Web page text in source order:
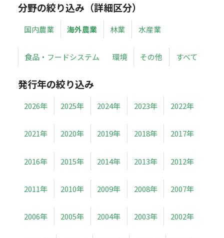
分野の絞り込み（詳細区分）
国内農業 海外農業 林業 水産業
食品・フードシステム 環境 その他 すべて
発行年の絞り込み
2026年 2025年 2024年 2023年 2022年
2021年 2020年 2019年 2018年 2017年
2016年 2015年 2014年 2013年 2012年
2011年 2010年 2009年 2008年 2007年
2006年 2005年 2004年 2003年 2002年